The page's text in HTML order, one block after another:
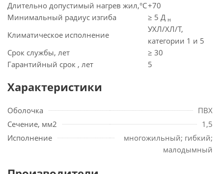
Длительно допустимый нагрев жил,°C+70
Минимальный радиус изгиба
≥ 5 Д н
Климатическое исполнение
УХЛ/ХЛ/Т,
категории 1 и 5
Срок службы, лет
≥ 30
Гарантийный срок , лет
5
Характеристики
Оболочка
ПВХ
Сечение, мм2
1,5
Исполнение
многожильный; гибкий;
малодымный